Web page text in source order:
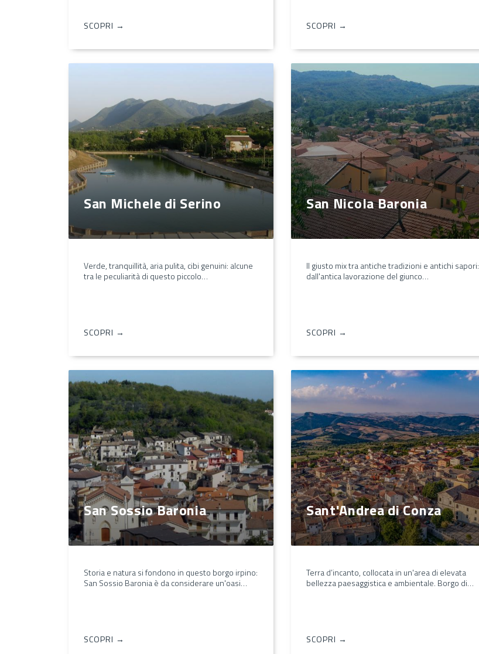
SCOPRI → SCOPRI →
San Michele di Serino
Verde, tranquillità, aria pulita, cibi genuini: alcune
tra le peculiarità di questo piccolo…
SCOPRI →
San Nicola Baronia
Il giusto mix tra antiche tradizioni e antichi sapori:
dall'antica lavorazione del giunco…
SCOPRI →
San Sossio Baronia
Storia e natura si fondono in questo borgo irpino:
San Sossio Baronia è da considerare un'oasi…
SCOPRI →
Sant'Andrea di Conza
Terra d’incanto, collocata in un'area di elevata
bellezza paesaggistica e ambientale. Borgo di…
SCOPRI →